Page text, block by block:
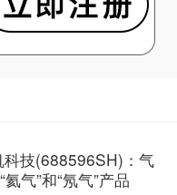
科技(688596SH)：气
气”和“氖气”产品